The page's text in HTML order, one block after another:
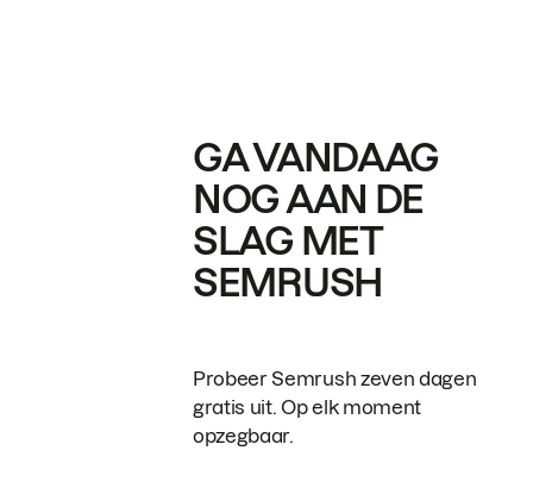
GA VANDAAG
NOG AAN DE
SLAG MET
SEMRUSH
Probeer Semrush zeven dagen
gratis uit. Op elk moment
opzegbaar.